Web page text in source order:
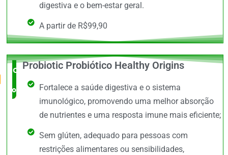
digestiva e o bem-estar geral.
A partir de R$99,90
O Mais
completo
Probiotic Probiótico Healthy Origins
Fortalece a saúde digestiva e o sistema
imunológico, promovendo uma melhor absorção
de nutrientes e uma resposta imune mais eficiente;
Sem glúten, adequado para pessoas com
restrições alimentares ou sensibilidades,